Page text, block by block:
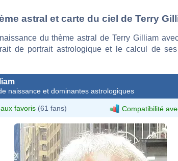
astral et carte du ciel de Terry
du thème astral de Terry Gilliam
de portrait astrologique et le calcul de
naissance et dominantes astrologiques
favoris (61 fans) Compatibilité